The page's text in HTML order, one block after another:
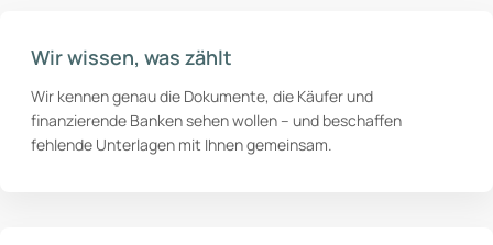
Wir wissen, was zählt
Wir kennen genau die Dokumente, die Käufer und
finanzierende Banken sehen wollen – und beschaffen
fehlende Unterlagen mit Ihnen gemeinsam.